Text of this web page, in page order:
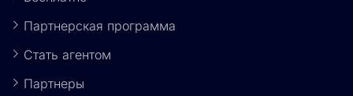
Партнерская программа
Стать агентом
Партнеры